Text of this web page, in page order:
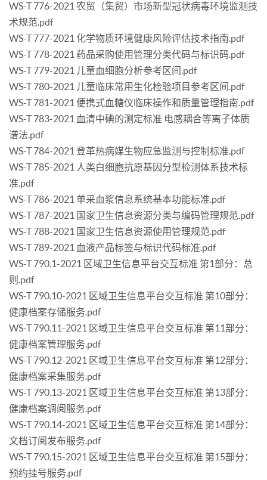
WS-T 776-2021 农贸（集贸）市场新型冠状病毒环境监测技
术规范.pdf
WS-T 777-2021 化学物质环境健康风险评估技术指南.pdf
WS-T 778-2021 药品采购使用管理分类代码与标识码.pdf
WS-T 779-2021 儿童血细胞分析参考区间.pdf
WS-T 780-2021 儿童临床常用生化检验项目参考区间.pdf
WS-T 781-2021 便携式血糖仪临床操作和质量管理指南.pdf
WS-T 783-2021 血清中碘的测定标准 电感耦合等离子体质
谱法.pdf
WS-T 784-2021 登革热病媒生物应急监测与控制标准.pdf
WS-T 785-2021 人类白细胞抗原基因分型检测体系技术标
准.pdf
WS-T 786-2021 单采血浆信息系统基本功能标准.pdf
WS-T 787-2021 国家卫生信息资源分类与编码管理规范.pdf
WS-T 788-2021 国家卫生信息资源使用管理规范.pdf
WS-T 789-2021 血液产品标签与标识代码标准.pdf
WS-T 790.1-2021 区域卫生信息平台交互标准 第1部分：总
则.pdf
WS-T 790.10-2021 区域卫生信息平台交互标准 第10部分：
健康档案存储服务.pdf
WS-T 790.11-2021 区域卫生信息平台交互标准 第11部分：
健康档案管理服务.pdf
WS-T 790.12-2021 区域卫生信息平台交互标准 第12部分：
健康档案采集服务.pdf
WS-T 790.13-2021 区域卫生信息平台交互标准 第13部分：
健康档案调阅服务.pdf
WS-T 790.14-2021 区域卫生信息平台交互标准 第14部分：
文档订阅发布服务.pdf
WS-T 790.15-2021 区域卫生信息平台交互标准 第15部分：
预约挂号服务.pdf